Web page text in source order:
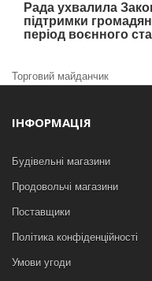
Рада ухвалила
підтримки громадян
період воєнного
Торговий майданчик
ІНФОРМАЦІЯ
Будівельні магазини
Продовольчі магазини
Поставщики
Політика конфіденційності
Умови угоди